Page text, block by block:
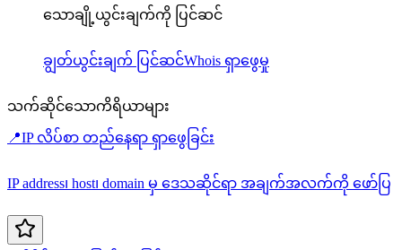
သောချို့ယွင်းချက်ကို ပြင်ဆင်
ချွတ်ယွင်းချက် ပြင်ဆင်Whois ရှာဖွေမှု
သက်ဆိုင်သောကိရိယာများ
📍IP လိပ်စာ တည်နေရာ ရှာဖွေခြင်း
IP address၊ host၊ domain မှ ဒေသဆိုင်ရာ အချက်အလက်ကို ဖော်ပြ